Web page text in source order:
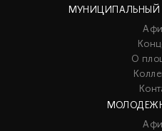
МУНИЦИПАЛЬНЫЙ
О